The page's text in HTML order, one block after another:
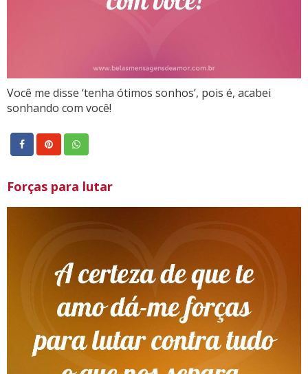
Você me disse ‘tenha ótimos sonhos’, pois é, acabei
sonhando com você!
Forças para lutar